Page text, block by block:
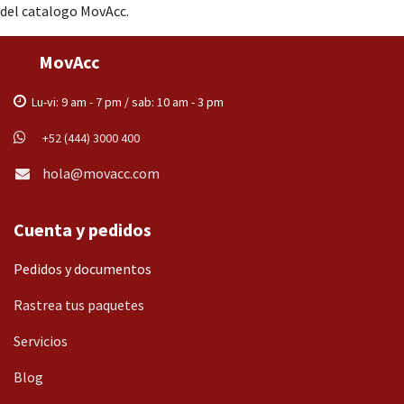
del catalogo MovAcc.
MovAcc
Lu-vi: 9 am - 7 pm / sab: 10 am - 3 pm
+52 (444) 3000 400
hola@movacc.com
Cuenta y pedidos
Pedidos y documentos
Rastrea tus paquetes
Servicios
Blog